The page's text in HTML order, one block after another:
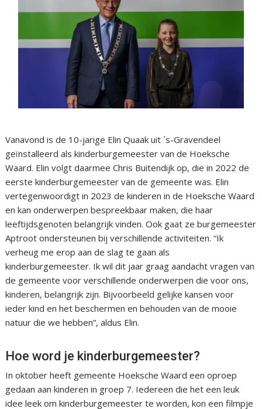
Vanavond is de 10-jarige Elin Quaak uit ´s-Gravendeel
geïnstalleerd als kinderburgemeester van de Hoeksche
Waard. Elin volgt daarmee Chris Buitendijk op, die in 2022 de
eerste kinderburgemeester van de gemeente was. Elin
vertegenwoordigt in 2023 de kinderen in de Hoeksche Waard
en kan onderwerpen bespreekbaar maken, die haar
leeftijdsgenoten belangrijk vinden. Ook gaat ze burgemeester
Aptroot ondersteunen bij verschillende activiteiten. “Ik
verheug me erop aan de slag te gaan als
kinderburgemeester. Ik wil dit jaar graag aandacht vragen van
de gemeente voor verschillende onderwerpen die voor ons,
kinderen, belangrijk zijn. Bijvoorbeeld gelijke kansen voor
ieder kind en het beschermen en behouden van de mooie
natuur die we hebben”, aldus Elin.
Hoe word je kinderburgemeester?
In oktober heeft gemeente Hoeksche Waard een oproep
gedaan aan kinderen in groep 7. Iedereen die het een leuk
idee leek om kinderburgemeester te worden, kon een filmpje